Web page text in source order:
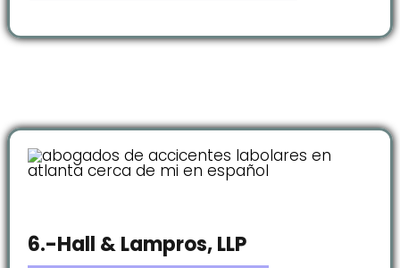
6.-Hall & Lampros, LLP